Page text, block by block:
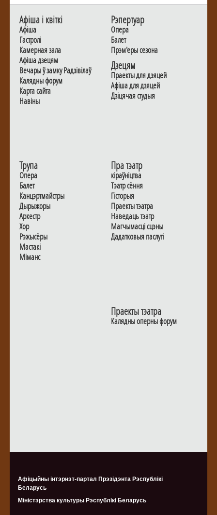
Афiша i квiткi
Афiша
Гастролi
Камерная зала
Афiша дзецям
Вечары ў замку Радзiвiлаў
Калядны форум
Карта сайта
Навiны
Рэпертуар
Опера
Балет
Прэм'еры сезона
Дзецям
Праекты для дзяцей
Афiша для дзяцей
Дзiцячая студыя
Трупа
Опера
Балет
Канцэртмайстры
Дырыжоры
Аркестр
Хор
Рэжысёры
Мастакі
Мiманс
Пра тэатр
кіраўніцтва
Тэатр сёння
Гiсторыя
Праекты тэатра
Наведаць тэатр
Магчымасцi сцэны
Дадаткoвыя паслугi
Праекты тэатра
Калядны оперны форум
Афіцыйны інтэрнэт-партал Прэзідэнта Рэспублікі
Беларусь
Міністэрства культуры Рэспублiкi Беларусь